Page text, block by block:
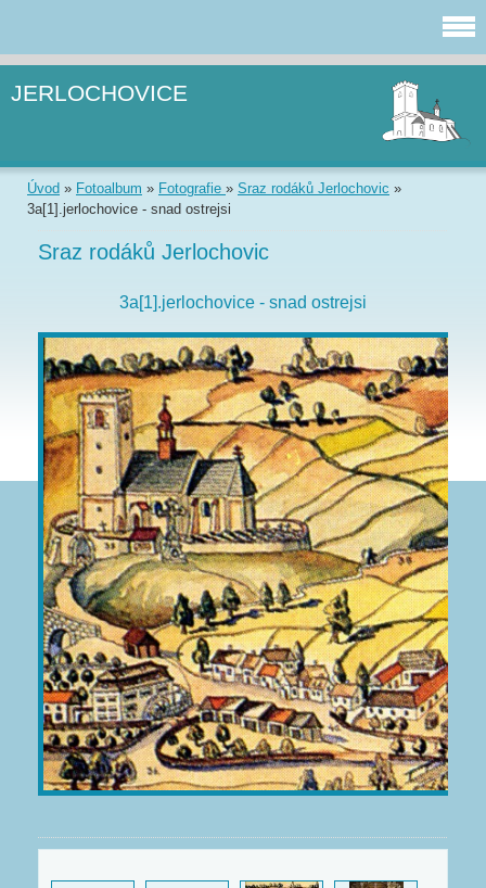
JERLOCHOVICE
Úvod » Fotoalbum » Fotografie » Sraz rodáků Jerlochovic »
3a[1].jerlochovice - snad ostrejsi
Sraz rodáků Jerlochovic
3a[1].jerlochovice - snad ostrejsi